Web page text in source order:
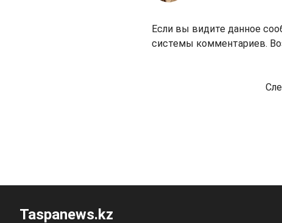
Если вы видите данное
системы комментариев.
Taspanews.kz